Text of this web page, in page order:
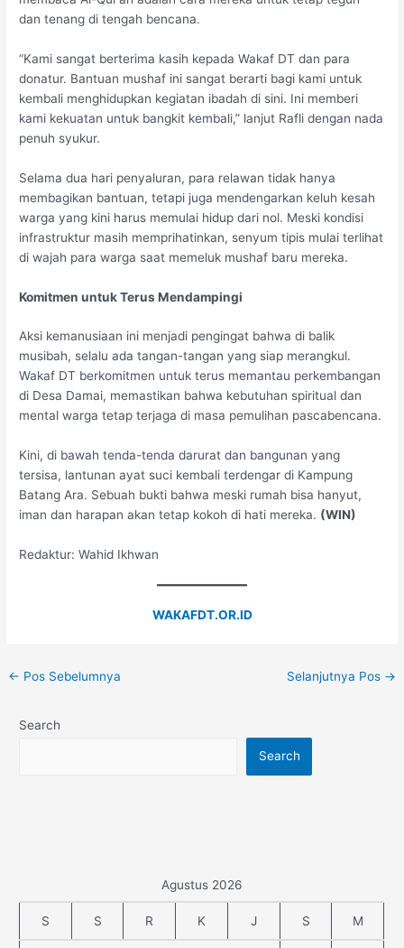
dan tenang di tengah bencana.
“Kami sangat berterima kasih kepada Wakaf DT dan para
donatur. Bantuan mushaf ini sangat berarti bagi kami untuk
kembali menghidupkan kegiatan ibadah di sini. Ini memberi
kami kekuatan untuk bangkit kembali,” lanjut Rafli dengan nada
penuh syukur.
Selama dua hari penyaluran, para relawan tidak hanya
membagikan bantuan, tetapi juga mendengarkan keluh kesah
warga yang kini harus memulai hidup dari nol. Meski kondisi
infrastruktur masih memprihatinkan, senyum tipis mulai terlihat
di wajah para warga saat memeluk mushaf baru mereka.
Komitmen untuk Terus Mendampingi
Aksi kemanusiaan ini menjadi pengingat bahwa di balik
musibah, selalu ada tangan-tangan yang siap merangkul.
Wakaf DT berkomitmen untuk terus memantau perkembangan
di Desa Damai, memastikan bahwa kebutuhan spiritual dan
mental warga tetap terjaga di masa pemulihan pascabencana.
Kini, di bawah tenda-tenda darurat dan bangunan yang
tersisa, lantunan ayat suci kembali terdengar di Kampung
Batang Ara. Sebuah bukti bahwa meski rumah bisa hanyut,
iman dan harapan akan tetap kokoh di hati mereka. (WIN)
Redaktur: Wahid Ikhwan
WAKAFDT.OR.ID
← Pos Sebelumnya Selanjutnya Pos →
Search
Search
Agustus 2026
S S R K J S M